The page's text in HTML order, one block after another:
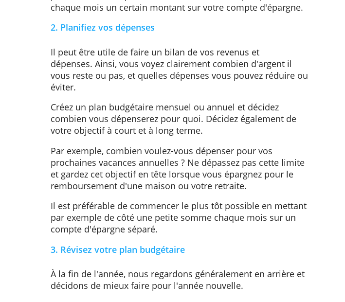
1. Mettez immédiatement de côté une partie de votre salaire
immédiatement en économiser une partie. Par exemple, vous
pouvez mettre en place un virement automatique qui transfère
chaque mois un certain montant sur votre compte d'épargne.
2. Planifiez vos dépenses
Il peut être utile de faire un bilan de vos revenus et
dépenses. Ainsi, vous voyez clairement combien d'argent il
vous reste ou pas, et quelles dépenses vous pouvez réduire ou
éviter.
combien vous dépenserez pour quoi. Décidez également de
votre objectif à court et à long terme.
Par exemple, combien voulez-vous dépenser pour vos
et gardez cet objectif en tête lorsque vous épargnez pour le
remboursement d'une maison ou votre retraite.